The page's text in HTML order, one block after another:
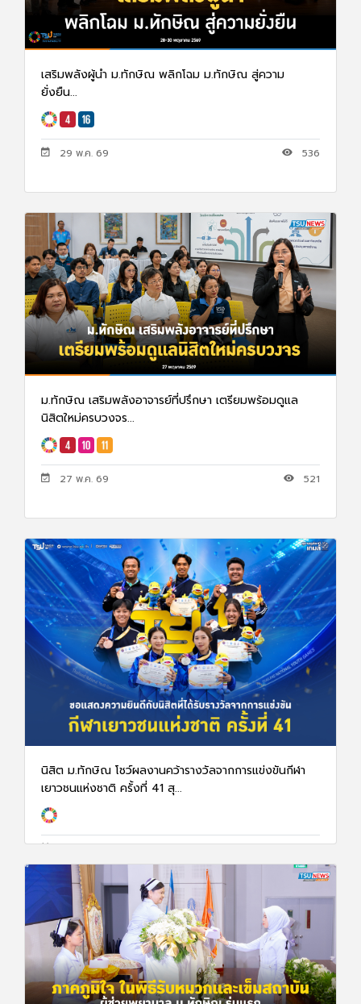
เสริมพลังผู้นำ ม.ทักษิณ พลิกโฉม ม.ทักษิณ สู่ความ
ยั่งยืน...
29 พ.ค. 69 536
ม.ทักษิณ เสริมพลังอาจารย์ที่ปรึกษา เตรียมพร้อมดูแล
นิสิตใหม่ครบวงจร...
27 พ.ค. 69 521
นิสิต ม.ทักษิณ โชว์ผลงานคว้ารางวัลจากการแข่งขันกีฬา
เยาวชนแห่งชาติ ครั้งที่ 41 สุ...